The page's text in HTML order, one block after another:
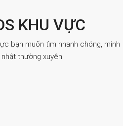
KHU VỰC
bạn muốn tìm nhanh chóng, minh
thường xuyên.